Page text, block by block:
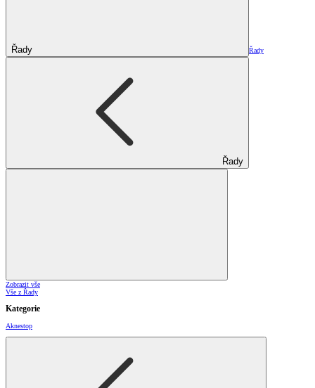
Řady Řady
Řady
Zobrazit vše
Vše z Řady
Kategorie
Aknestop